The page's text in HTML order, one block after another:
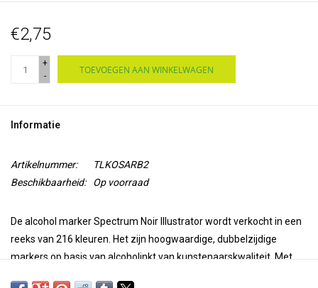
€2,75
+
-
TOEVOEGEN AAN WINKELWAGEN
Informatie
Artikelnummer:
TLKOSARB2
Beschikbaarheid:
Op voorraad
De alcohol marker Spectrum Noir Illustrator wordt verkocht in een
reeks van 216 kleuren. Het zijn hoogwaardige, dubbelzijdige
markers op basis van alcoholinkt van kunstenaarskwaliteit. Met